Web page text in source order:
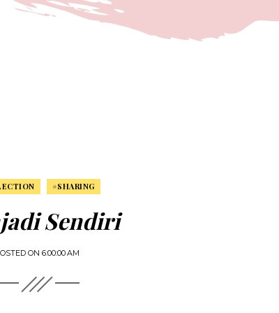
#SHARING
Sendiri
ON 6:00:00 AM